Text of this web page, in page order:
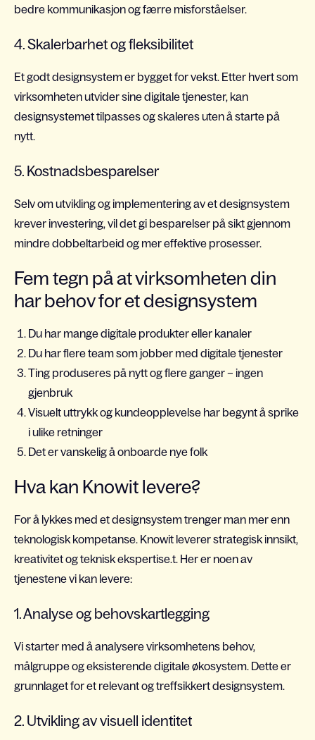
bedre kommunikasjon og færre misforståelser.
4. Skalerbarhet og fleksibilitet
Et godt designsystem er bygget for vekst. Etter hvert som
virksomheten utvider sine digitale tjenester, kan
designsystemet tilpasses og skaleres uten å starte på
nytt.
5. Kostnadsbesparelser
Selv om utvikling og implementering av et designsystem
krever investering, vil det gi besparelser på sikt gjennom
mindre dobbeltarbeid og mer effektive prosesser.
Fem tegn på at virksomheten din
har behov for et designsystem
Du har mange digitale produkter eller kanaler
Du har flere team som jobber med digitale tjenester
Ting produseres på nytt og flere ganger – ingen
gjenbruk
Visuelt uttrykk og kundeopplevelse har begynt å sprike
i ulike retninger
Det er vanskelig å onboarde nye folk
Hva kan Knowit levere?
For å lykkes med et designsystem trenger man mer enn
teknologisk kompetanse. Knowit leverer strategisk innsikt,
kreativitet og teknisk ekspertise.t. Her er noen av
tjenestene vi kan levere:
1. Analyse og behovskartlegging
Vi starter med å analysere virksomhetens behov,
målgruppe og eksisterende digitale økosystem. Dette er
grunnlaget for et relevant og treffsikkert designsystem.
2. Utvikling av visuell identitet